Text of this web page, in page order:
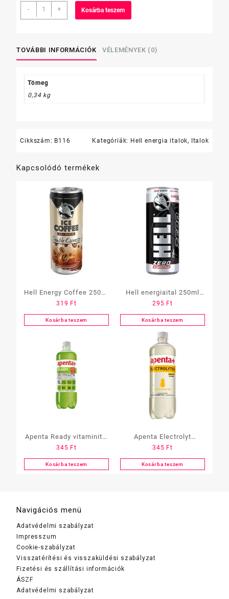
-
Hell
Energy
Salted
Caramel
mennyiség
+ Kosárba teszem
TOVÁBBI INFORMÁCIÓK VÉLEMÉNYEK (0)
Tömeg
0,34 kg
Cikkszám: B116 Kategóriák: Hell energia italok, Italok
Kapcsolódó termékek
Hell Energy Coffee 250ml
Double espresso
319 Ft
Kosárba teszem
Hell energiaital 250ml
ZERO calories
295 Ft
Kosárba teszem
Apenta Ready vitaminital
750ml Alma-Kiwi
(A,B,Cink,Ginzeng)
345 Ft
Kosárba teszem
Apenta Electrolyt
vitaminital 750ml
Ananász (Izotóniás)
345 Ft
Kosárba teszem
Navigációs menü
Adatvédelmi szabályzat
Impresszum
Cookie-szabályzat
Visszatérítési és visszaküldési szabályzat
Fizetési és szállítási információk
ÁSZF
Adatvédelmi szabályzat